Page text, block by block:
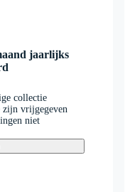
jaarlijks
collectie
zijn vrijgegeven
niet